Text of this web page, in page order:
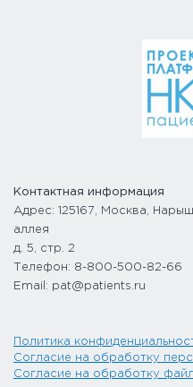
Контактная информация
Адрес: 125167, Москва,
аллея
д. 5, стр. 2
Телефон: 8-800-500-82-66
Email: pat@patients.ru
Политика
Согласие на обработку
Согласие на обработку